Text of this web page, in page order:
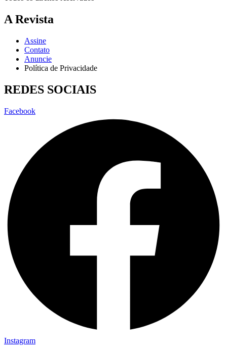
A Revista
Assine
Contato
Anuncie
Política de Privacidade
REDES SOCIAIS
Facebook
Instagram